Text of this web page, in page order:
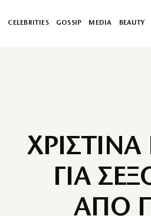
CELEBRITIES GOSSIP MEDIA BEAUTY
ΓΙΑ
ΑΠΟ